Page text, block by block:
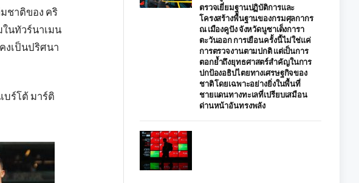
ชาติของ คริ
นทัวร์นาเมน
งเป็นปริศนา
บร์โต้ มาร์ติ
ตรวจเยี่ยมฐานปฏิบัติการและ
โครงสร้างพื้นฐานของกรมศุลกากร
ณ เมืองคูปัง จังหวัดนูซาเต็งการา
ตะวันออก การเยือนครั้งนี้ไม่ใช่แค่
การตรวจงานตามปกติ แต่เป็นการ
ตอกย้ำถึงยุทธศาสตร์สำคัญในการ
ปกป้องอธิปไตยทางเศรษฐกิจของ
ชาติ โดยเฉพาะอย่างยิ่งในพื้นที่
ชายแดนทางทะเลที่เปรียบเสมือน
ด่านหน้าอันทรงพลัง